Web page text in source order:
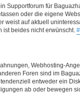
Supportforum für
oder die eigene
weist auf aktuell
ist beides nicht erwünscht. #
Webhosting-
Foren sind im
entweder ein
ab oder bewegen